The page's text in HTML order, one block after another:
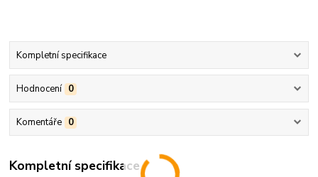
Kompletní specifikace
Hodnocení 0
Komentáře 0
Kompletní specifikace